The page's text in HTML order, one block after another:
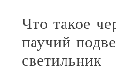
Что такое
паучий
светильник